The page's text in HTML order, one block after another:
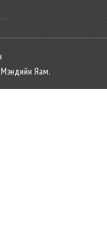
Мэндийн Яам.